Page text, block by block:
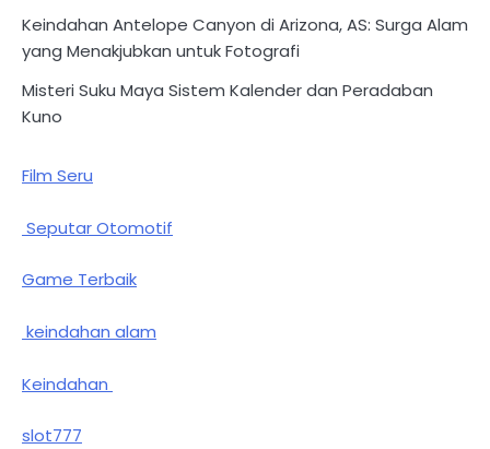
Keindahan Antelope Canyon di Arizona, AS: Surga Alam
yang Menakjubkan untuk Fotografi
Misteri Suku Maya Sistem Kalender dan Peradaban
Kuno
Film Seru
Seputar Otomotif
Game Terbaik
keindahan alam
Keindahan
slot777